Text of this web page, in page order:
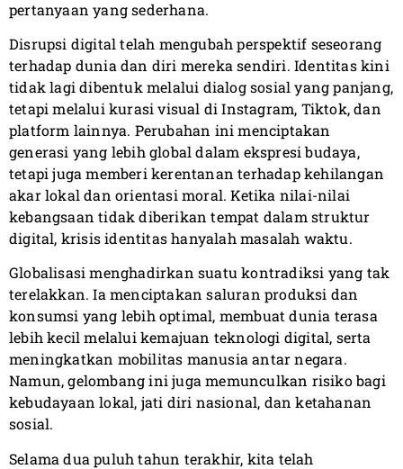
pertanyaan yang sederhana.
Disrupsi digital telah mengubah perspektif seseorang
terhadap dunia dan diri mereka sendiri. Identitas kini
tidak lagi dibentuk melalui dialog sosial yang panjang,
tetapi melalui kurasi visual di Instagram, Tiktok, dan
platform lainnya. Perubahan ini menciptakan
generasi yang lebih global dalam ekspresi budaya,
tetapi juga memberi kerentanan terhadap kehilangan
akar lokal dan orientasi moral. Ketika nilai-nilai
kebangsaan tidak diberikan tempat dalam struktur
digital, krisis identitas hanyalah masalah waktu.
Globalisasi menghadirkan suatu kontradiksi yang tak
terelakkan. Ia menciptakan saluran produksi dan
konsumsi yang lebih optimal, membuat dunia terasa
lebih kecil melalui kemajuan teknologi digital, serta
meningkatkan mobilitas manusia antar negara.
Namun, gelombang ini juga memunculkan risiko bagi
kebudayaan lokal, jati diri nasional, dan ketahanan
sosial.
Selama dua puluh tahun terakhir, kita telah